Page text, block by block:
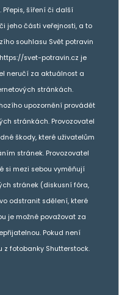
šíření či další
jeho části veřejnosti, a to
souhlasu Svět potravin
svet-potravin.cz je
neručí za aktuálnost a
stránkách.
upozornění provádět
stránkách. Provozovatel
škody, které uživatelům
stránek. Provozovatel
si mezi sebou vyměňují
stránek (diskusní fóra,
odstranit sdělení, které
je možné považovat za
Pokud není
z fotobanky Shutterstock.